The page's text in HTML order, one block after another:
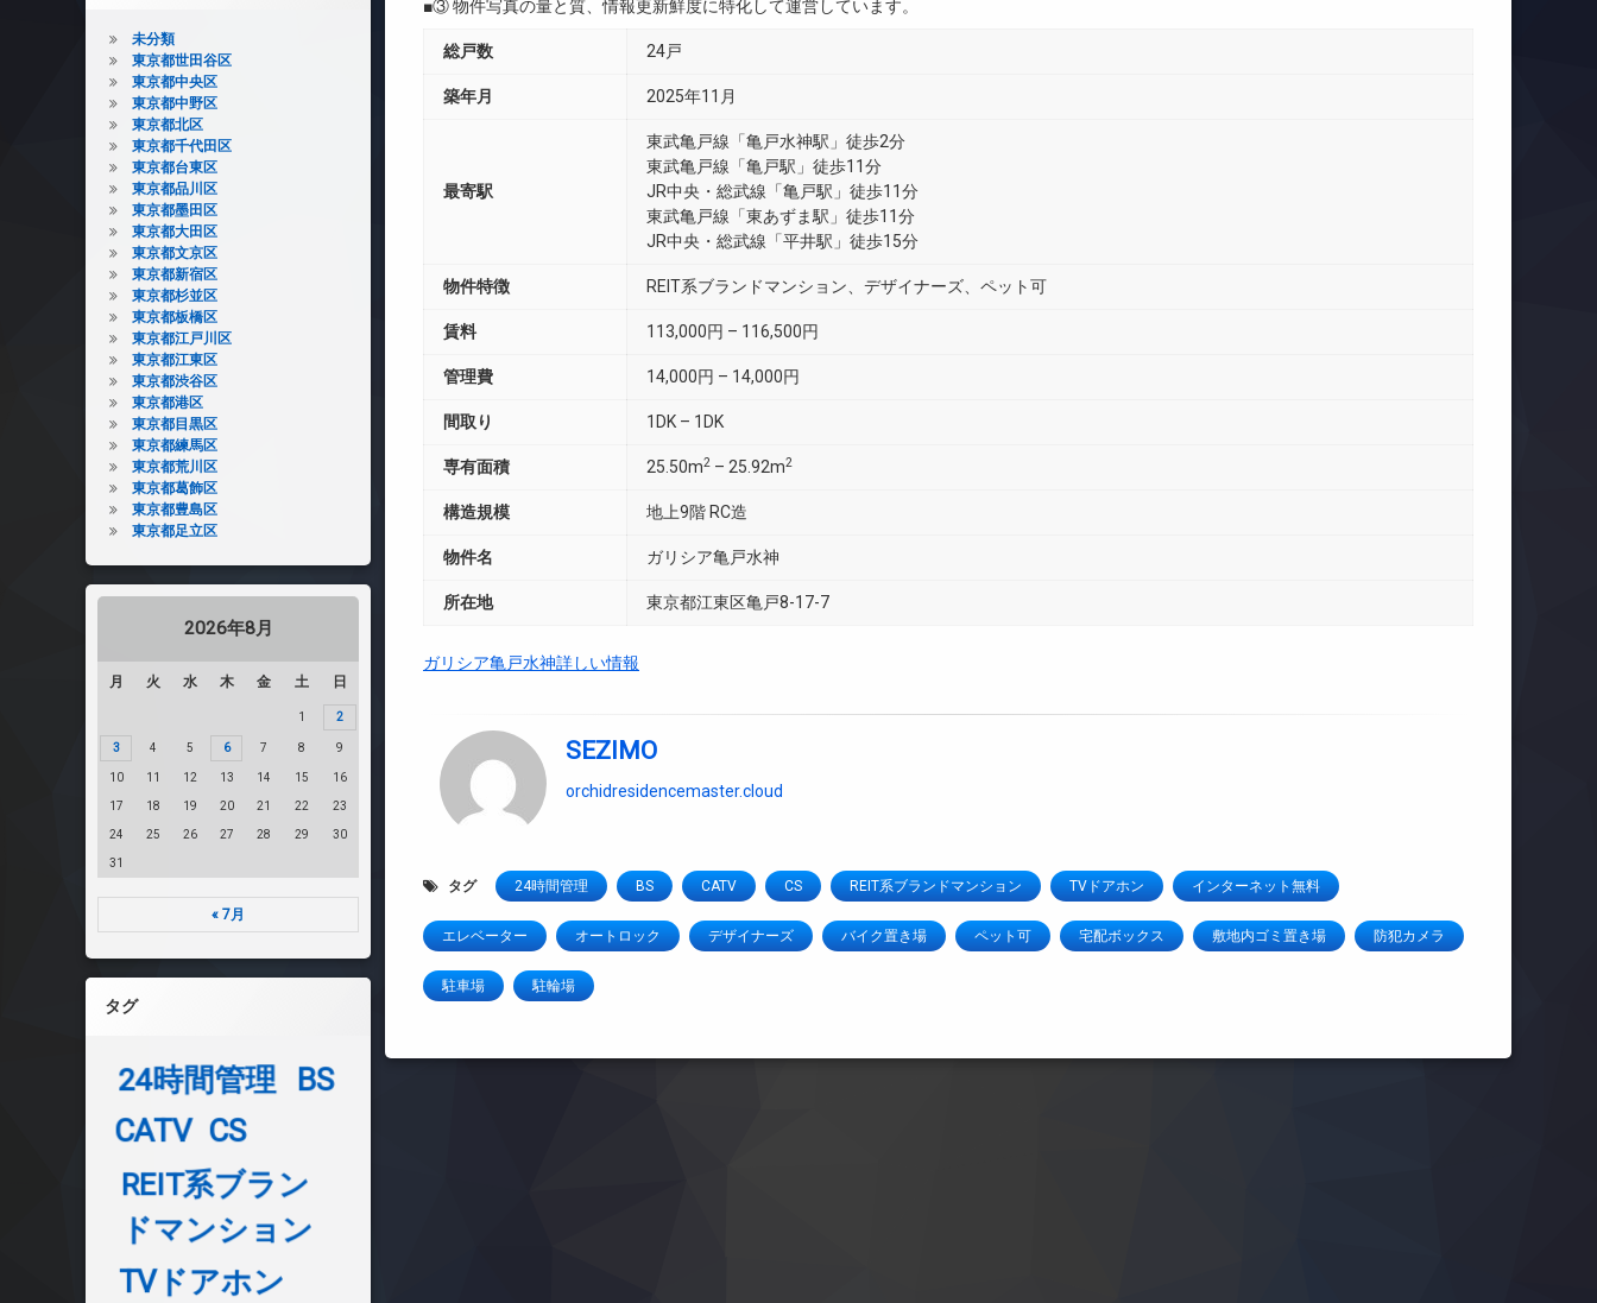
■③ 物件写真の量と質、情報更新鮮度に特化して運営しています。
総戸数 24戸
築年月 2025年11月
最寄駅
東武亀戸線「亀戸水神駅」徒歩2分
東武亀戸線「亀戸駅」徒歩11分
JR中央・総武線「亀戸駅」徒歩11分
東武亀戸線「東あずま駅」徒歩11分
JR中央・総武線「平井駅」徒歩15分
物件特徴 REIT系ブランドマンション、デザイナーズ、ペット可
賃料 113,000円 – 116,500円
管理費 14,000円 – 14,000円
間取り 1DK – 1DK
専有面積 25.50m2 – 25.92m2
構造規模 地上9階 RC造
物件名 ガリシア亀戸水神
所在地 東京都江東区亀戸8-17-7
ガリシア亀戸水神詳しい情報
SEZIMO
orchidresidencemaster.cloud
タグ 24時間管理 BS CATV CS REIT系ブランドマンション TVドアホン インターネット無料
エレベーター オートロック デザイナーズ バイク置き場 ペット可 宅配ボックス 敷地内ゴミ置き場 防犯カメラ
駐車場 駐輪場
未分類
東京都世田谷区
東京都中央区
東京都中野区
東京都北区
東京都千代田区
東京都台東区
東京都品川区
東京都墨田区
東京都大田区
東京都文京区
東京都新宿区
東京都杉並区
東京都板橋区
東京都江戸川区
東京都江東区
東京都渋谷区
東京都港区
東京都目黒区
東京都練馬区
東京都荒川区
東京都葛飾区
東京都豊島区
東京都足立区
2026年8月
月 火 水 木 金 土 日
1 2
3 4 5 6 7 8 9
10 11 12 13 14 15 16
17 18 19 20 21 22 23
24 25 26 27 28 29 30
31
« 7月
タグ
24時間管理
BS
CATV CS
REIT系ブラン
ドマンション
TVドアホン